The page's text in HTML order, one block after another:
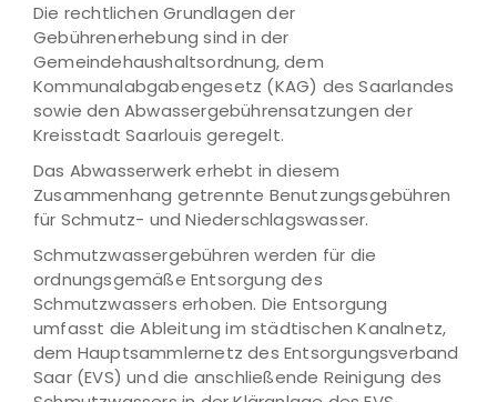
Die rechtlichen Grundlagen der
Gebührenerhebung sind in der
Gemeindehaushaltsordnung, dem
Kommunalabgabengesetz (KAG) des Saarlandes
sowie den Abwassergebührensatzungen der
Kreisstadt Saarlouis geregelt.
Das Abwasserwerk erhebt in diesem
Zusammenhang getrennte Benutzungsgebühren
für Schmutz- und Niederschlagswasser.
Schmutzwassergebühren werden für die
ordnungsgemäße Entsorgung des
Schmutzwassers erhoben. Die Entsorgung
umfasst die Ableitung im städtischen Kanalnetz,
dem Hauptsammlernetz des Entsorgungsverband
Saar (EVS) und die anschließende Reinigung des